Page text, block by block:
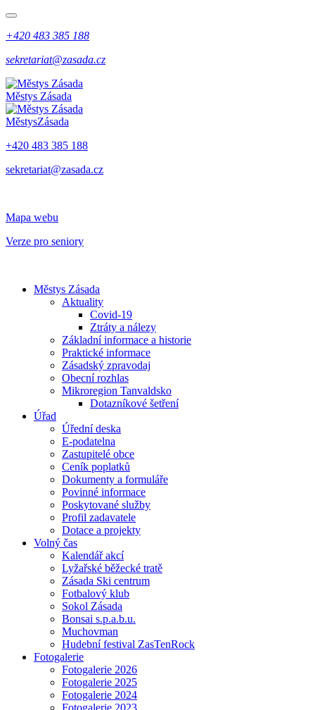
+420 483 385 188
sekretariat@zasada.cz
Městys Zásada
MěstysZásada
+420 483 385 188
sekretariat@zasada.cz
Mapa webu
Verze pro seniory
Městys Zásada
Aktuality
Covid-19
Ztráty a nálezy
Základní informace a historie
Praktické informace
Zásadský zpravodaj
Obecní rozhlas
Mikroregion Tanvaldsko
Dotazníkové šetření
Úřad
Úřední deska
E-podatelna
Zastupitelé obce
Ceník poplatků
Dokumenty a formuláře
Povinné informace
Poskytované služby
Profil zadavatele
Dotace a projekty
Volný čas
Kalendář akcí
Lyžařské běžecké tratě
Zásada Ski centrum
Fotbalový klub
Sokol Zásada
Bonsai s.p.a.b.u.
Muchovman
Hudební festival ZasTenRock
Fotogalerie
Fotogalerie 2026
Fotogalerie 2025
Fotogalerie 2024
Fotogalerie 2023